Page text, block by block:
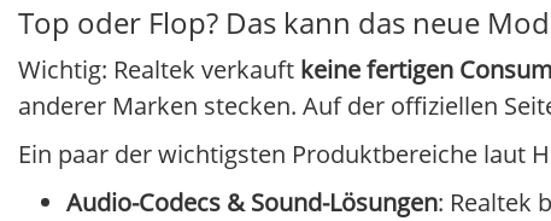
Top oder Flop? Das kann das neue
Wichtig: Realtek verkauft keine fertigen
anderer Marken stecken. Auf der offiziellen
Ein paar der wichtigsten Produktbereiche laut
Audio-Codecs & Sound-Lösungen: Realtek